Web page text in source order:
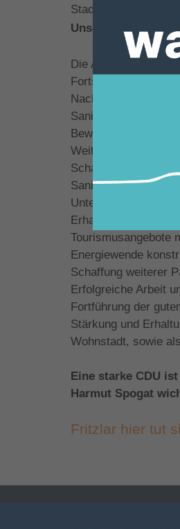
Stadtteilen lebens-
Unsere Ziele:
Die Attraktivität
Fortsetzung der
Nachhaltige
Sanierung der
Bewahrung der
Weitere Ansiedlung
Schaffung von
Sanierung unseres
Unterstützung der
Erhaltung und
Tourismusangebote
Energiewende
Schaffung weiterer
Erfolgreiche Arbeit
Fortführung der
Stärkung und
Wohnstadt, sowie
Eine starke CDU
Harmut Spogat
Fritzlar